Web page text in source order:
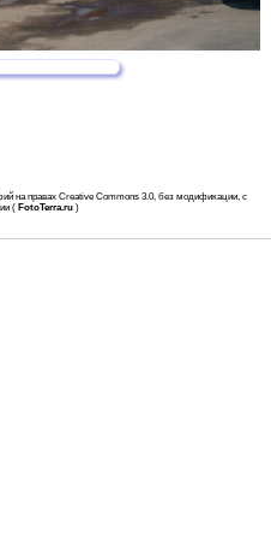
на правах Creative Commons 3.0, без модификации, с
( FotoTerra.ru )